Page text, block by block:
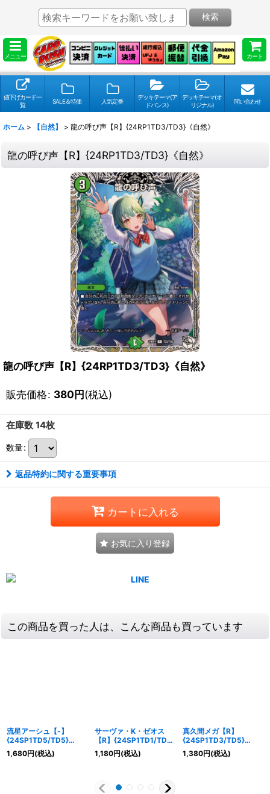
メニュー カート
検索
値下げカード一
覧
SALE＆特価 人気定番
デッキテーマ(ア
ドバンス)
デッキテーマ(オ
リジナル)
問い合わせ
ホーム > 【自然】 > 龍の呼び声【R】{24RP1TD3/TD3}《自然》
龍の呼び声【R】{24RP1TD3/TD3}《自然》
龍の呼び声【R】{24RP1TD3/TD3}《自然》
販売価格: 380円(税込)
在庫数 14枚
数量:
返品特約に関する重要事項
カートに入れる
お気に入り登録
この商品を買った人は、こんな商品も買っています
流星アーシュ【-】
{24SP1TD5/TD5}
《多》
1,680円(税込)
サーヴァ・K・ゼオス
【R】{24SP1TD1/TD5}
《光》
1,180円(税込)
真久間メガ【R】
{24SP1TD3/TD5}
《火》
1,380円(税込)